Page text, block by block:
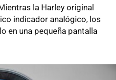
la Harley original
indicador analógico, los
en una pequeña pantalla